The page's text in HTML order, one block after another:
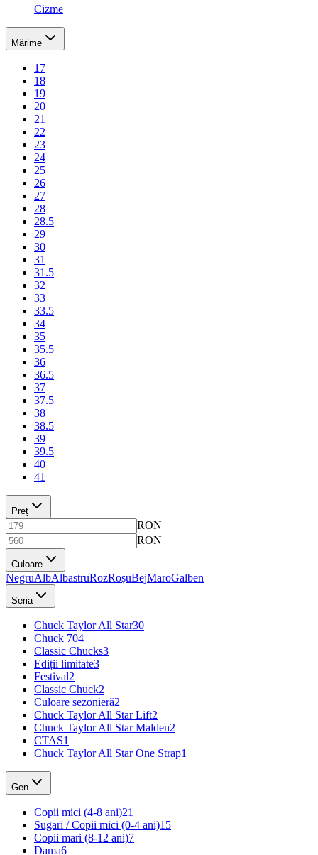
Cizme
Mărime
17
18
19
20
21
22
23
24
25
26
27
28
28.5
29
30
31
31.5
32
33
33.5
34
35
35.5
36
36.5
37
37.5
38
38.5
39
39.5
40
41
Preț
RON
RON
Culoare
NegruAlbAlbastruRozRoșuBejMaroGalben
Seria
Chuck Taylor All Star30
Chuck 704
Classic Chucks3
Ediții limitate3
Festival2
Classic Chuck2
Culoare sezonieră2
Chuck Taylor All Star Lift2
Chuck Taylor All Star Malden2
CTAS1
Chuck Taylor All Star One Strap1
Gen
Copii mici (4-8 ani)21
Sugari / Copii mici (0-4 ani)15
Copii mari (8-12 ani)7
Dama6